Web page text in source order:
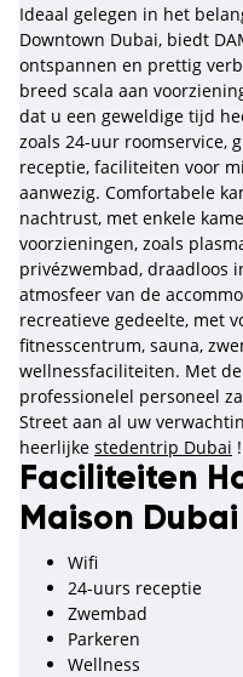
Ideaal gelegen in het
Downtown Dubai, biedt
ontspannen en prettig
breed scala aan
dat u een geweldige tijd
zoals 24-uur roomservice,
receptie, faciliteiten voor
aanwezig. Comfortabele
nachtrust, met enkele
voorzieningen, zoals
privézwembad, draadloos
atmosfeer van de
recreatieve gedeelte, met
fitnesscentrum, sauna,
wellnessfaciliteiten. Met
professionelel personeel
Street aan al uw
heerlijke stedentrip Dubai !
Faciliteiten
Maison
Wifi
24-uurs receptie
Zwembad
Parkeren
Wellness